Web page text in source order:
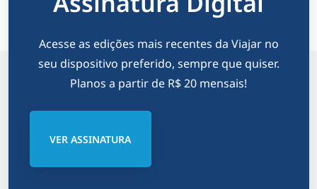
Acesse as edições mais recentes da Viajar no
seu dispositivo preferido, sempre que quiser.
Planos a partir de R$ 20 mensais!
VER ASSINATURA